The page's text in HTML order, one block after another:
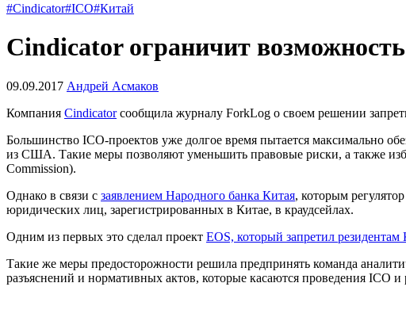
#Cindicator#ICO#Китай
Cindicator ограничит
09.09.2017 Андрей Асмаков
Компания Cindicatorсообщила журналу ForkLog о своем решении
Большинство ІСО-проектов уже долгое время пытается максимально
из США. Такие меры позволяют уменьшить правовые риски, а также
Commission).
Однако в связи с заявлением Народного банка Китая, которым
юридических лиц, зарегистрированных в Китае, в краудсейлах.
Одним из первых это сделал проект EOS, который запретил
Такие же меры предосторожности решила предпринять команда
разъяснений и нормативных актов, которые касаются проведения ICO